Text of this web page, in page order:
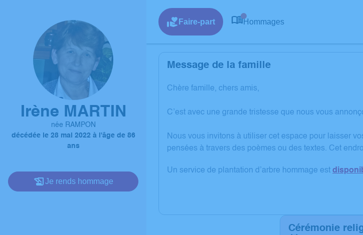
Irène MARTIN
née RAMPON
décédée le 28 mai 2022 à l'âge de 86
ans
Je rends hommage
Faire-part Hommages
Message de la famille
Chère famille, chers amis,
C’est avec une grande tristesse que nous vous
Nous vous invitons à utiliser cet espace pour laisser
pensées à travers des poèmes ou des textes. Cet
Un service de plantation d’arbre hommage est
Cérémonie